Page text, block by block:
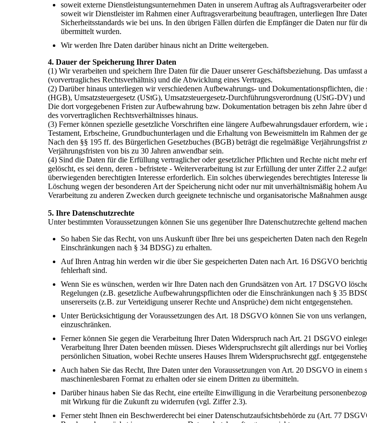
soweit externe Dienstleistungsunternehmen Daten in unserem Auftrag als Auftragsverarbeiter
soweit wir Dienstleister im Rahmen einer Auftragsverarbeitung beauftragen, unterliegen Ihre
Sicherheitsstandards wie bei uns. In den übrigen Fällen dürfen die Empfänger die Daten nur für
übermittelt wurden.
Wir werden Ihre Daten darüber hinaus nicht an Dritte weitergeben.
4. Dauer der Speicherung Ihrer Daten
(1) Wir verarbeiten und speichern Ihre Daten für die Dauer unserer Geschäftsbeziehung. Das umfasst
(vorvertragliches Rechtsverhältnis) und die Abwicklung eines Vertrages.
(2) Darüber hinaus unterliegen wir verschiedenen Aufbewahrungs- und Dokumentationspflichten, die
(HGB), Umsatzsteuergesetz (UStG), Umsatzsteuergesetz-Durchführungsverordnung (UStG-DV)
Die dort vorgegebenen Fristen zur Aufbewahrung bzw. Dokumentation betragen bis zehn Jahre über
des vorvertraglichen Rechtsverhältnisses hinaus.
(3) Ferner können spezielle gesetzliche Vorschriften eine längere Aufbewahrungsdauer erfordern,
Testament, Erbscheine, Grundbuchunterlagen und die Erhaltung von Beweismitteln im Rahmen der
Nach den §§ 195 ff. des Bürgerlichen Gesetzbuches (BGB) beträgt die regelmäßige Verjährungsfrist
Verjährungsfristen von bis zu 30 Jahren anwendbar sein.
(4) Sind die Daten für die Erfüllung vertraglicher oder gesetzlicher Pflichten und Rechte nicht mehr
gelöscht, es sei denn, deren - befristete - Weiterverarbeitung ist zur Erfüllung der unter Ziffer 2.2
überwiegenden berechtigten Interesse erforderlich. Ein solches überwiegendes berechtigtes Interesse
Löschung wegen der besonderen Art der Speicherung nicht oder nur mit unverhältnismäßig hohem
Verarbeitung zu anderen Zwecken durch geeignete technische und organisatorische Maßnahmen
5. Ihre Datenschutzrechte
Unter bestimmten Voraussetzungen können Sie uns gegenüber Ihre Datenschutzrechte geltend
So haben Sie das Recht, von uns Auskunft über Ihre bei uns gespeicherten Daten nach den
Einschränkungen nach § 34 BDSG) zu erhalten.
Auf Ihren Antrag hin werden wir die über Sie gespeicherten Daten nach Art. 16 DSGVO
fehlerhaft sind.
Wenn Sie es wünschen, werden wir Ihre Daten nach den Grundsätzen von Art. 17 DSGVO
Regelungen (z.B. gesetzliche Aufbewahrungspflichten oder die Einschränkungen nach § 35
unsererseits (z.B. zur Verteidigung unserer Rechte und Ansprüche) dem nicht entgegenstehen.
Unter Berücksichtigung der Voraussetzungen des Art. 18 DSGVO können Sie von uns
einzuschränken.
Ferner können Sie gegen die Verarbeitung Ihrer Daten Widerspruch nach Art. 21 DSGVO
Verarbeitung Ihrer Daten beenden müssen. Dieses Widerspruchsrecht gilt allerdings nur bei
persönlichen Situation, wobei Rechte unseres Hauses Ihrem Widerspruchsrecht ggf.
Auch haben Sie das Recht, Ihre Daten unter den Voraussetzungen von Art. 20 DSGVO in einem
maschinenlesbaren Format zu erhalten oder sie einem Dritten zu übermitteln.
Darüber hinaus haben Sie das Recht, eine erteilte Einwilligung in die Verarbeitung
mit Wirkung für die Zukunft zu widerrufen (vgl. Ziffer 2.3).
Ferner steht Ihnen ein Beschwerderecht bei einer Datenschutzaufsichtsbehörde zu (Art. 77